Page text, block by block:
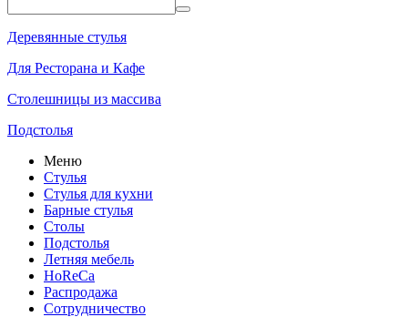
Деревянные стулья
Для Ресторана и Кафе
Столешницы из массива
Подстолья
Меню
Стулья
Стулья для кухни
Барные стулья
Столы
Подстолья
Летняя мебель
HoReCa
Распродажа
Сотрудничество